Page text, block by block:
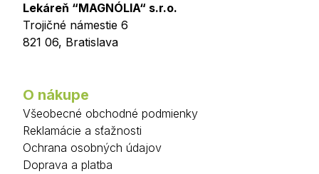
Lekáreň “MAGNÓLIA“ s.r.o.
Trojičné námestie 6
821 06, Bratislava
O nákupe
Všeobecné obchodné podmienky
Reklamácie a sťažnosti
Ochrana osobných údajov
Doprava a platba